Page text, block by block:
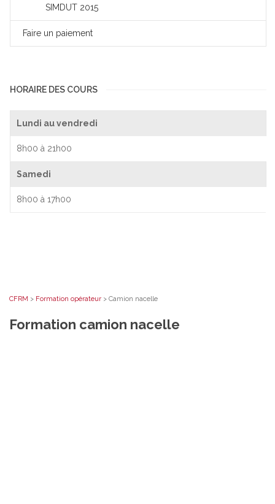
SIMDUT 2015
Faire un paiement
HORAIRE DES COURS
Lundi au vendredi
8h00 à 21h00
Samedi
8h00 à 17h00
CFRM > Formation opérateur > Camion nacelle
Formation camion nacelle